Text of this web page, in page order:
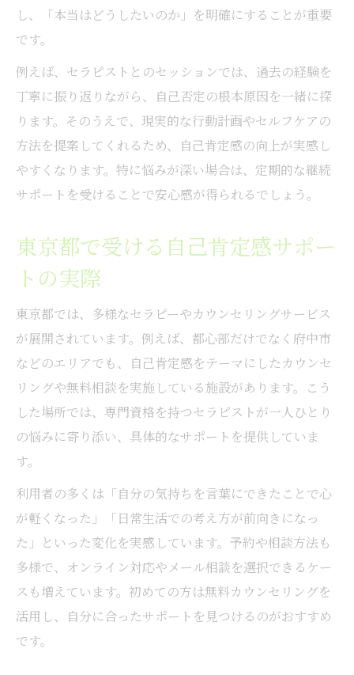
し、「本当はどうしたいのか」を明確にすることが重要
です。
例えば、セラピストとのセッションでは、過去の経験を
丁寧に振り返りながら、自己否定の根本原因を一緒に探
ります。そのうえで、現実的な行動計画やセルフケアの
方法を提案してくれるため、自己肯定感の向上が実感し
やすくなります。特に悩みが深い場合は、定期的な継続
サポートを受けることで安心感が得られるでしょう。
東京都で受ける自己肯定感サポー
トの実際
東京都では、多様なセラピーやカウンセリングサービス
が展開されています。例えば、都心部だけでなく府中市
などのエリアでも、自己肯定感をテーマにしたカウンセ
リングや無料相談を実施している施設があります。こう
した場所では、専門資格を持つセラピストが一人ひとり
の悩みに寄り添い、具体的なサポートを提供していま
す。
利用者の多くは「自分の気持ちを言葉にできたことで心
が軽くなった」「日常生活での考え方が前向きになっ
た」といった変化を実感しています。予約や相談方法も
多様で、オンライン対応やメール相談を選択できるケー
スも増えています。初めての方は無料カウンセリングを
活用し、自分に合ったサポートを見つけるのがおすすめ
です。